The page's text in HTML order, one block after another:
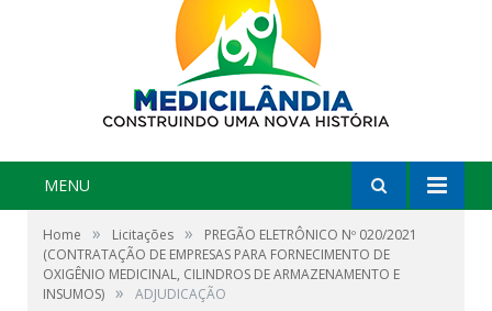
MENU
Home » Licitações »
PREGÃO ELETRÔNICO Nº 020/2021
(CONTRATAÇÃO DE EMPRESAS PARA FORNECIMENTO DE
OXIGÊNIO MEDICINAL, CILINDROS DE ARMAZENAMENTO E
INSUMOS) » ADJUDICAÇÃO